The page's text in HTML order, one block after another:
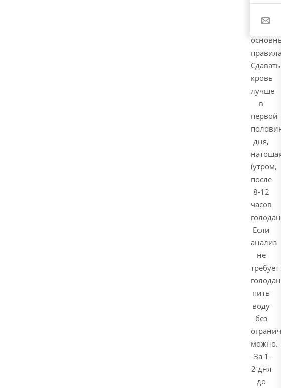
Сдавать
кровь
лучше
в
первой
дня,
(утром,
после
8-12
часов
Если
анализ
не
требует
пить
воду
без
можно.
-За 1-
2 дня
до